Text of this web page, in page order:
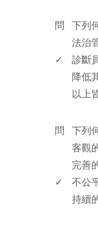
問
下列
法治
✓
診斷
降低
以上
問
下列
客觀
完善
✓
不公
持續